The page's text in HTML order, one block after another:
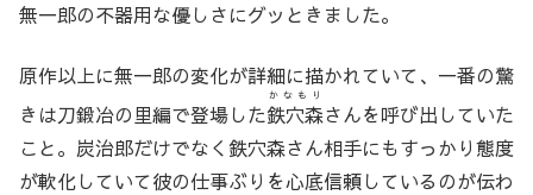
無一郎の不器用な優しさにグッときました。
原作以上に無一郎の変化が詳細に描かれていて、一番の驚
きは刀鍛冶の里編で登場した鉄穴森
かなもり
さんを呼び出していた
こと。炭治郎だけでなく鉄穴森さん相手にもすっかり態度
が軟化していて彼の仕事ぶりを心底信頼しているのが伝わ